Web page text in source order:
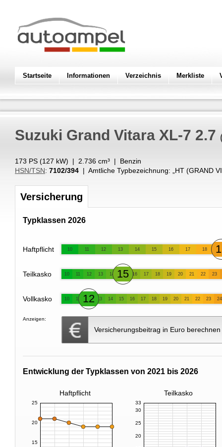
Startseite Informationen Verzeichnis Merkliste
Suzuki Grand Vitara XL-7 2.7
173 PS (127 kW) | 2.736 cm³ | Benzin
HSN/TSN: 7102/394 | Amtliche Typbezeichnung: „ HT (GRAND
Versicherung
Typklassen 2026
Haftpflicht 10 11 12 13 14 15 16 17 18
Teilkasko 10 11 12 13 14 15 16 17 18 19 20 21 22 23
Vollkasko 10 11 12 13 14 15 16 17 18 19 20 21 22 23 24
Anzeigen:
Versicherungsbeitrag in Euro berechnen
Entwicklung der Typklassen von 2021 bis 2026
Haftpflicht Teilkasko
15
20
25
20
25
30
33